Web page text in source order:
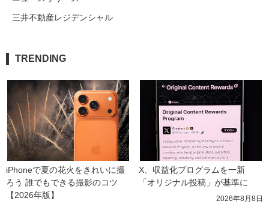
三井不動産レジデンシャル
TRENDING
iPhoneで夏の花火をきれいに撮
ろう 誰でもできる撮影のコツ
【2026年版】
X、収益化プログラムを一新
「オリジナル投稿」が基準に
2026年8月8日